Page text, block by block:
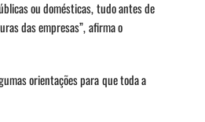
ou domésticas, tudo antes de
das empresas”, afirma o
orientações para que toda a